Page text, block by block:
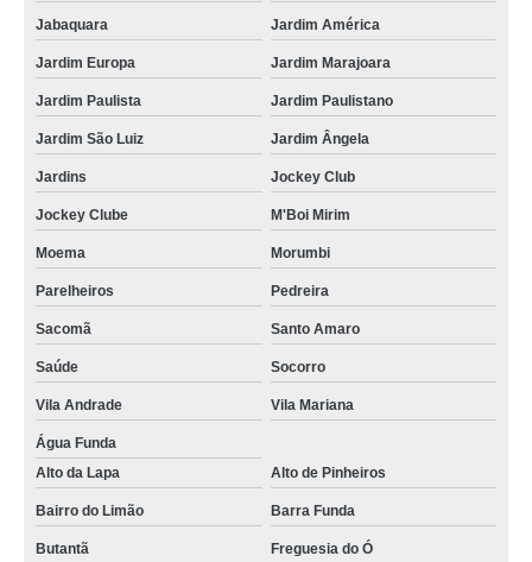
Jabaquara Jardim América
Jardim Europa Jardim Marajoara
Jardim Paulista Jardim Paulistano
Jardim São Luiz Jardim Ângela
Jardins Jockey Club
Jockey Clube M'Boi Mirim
Moema Morumbi
Parelheiros Pedreira
Sacomã Santo Amaro
Saúde Socorro
Vila Andrade Vila Mariana
Água Funda
Alto da Lapa
Alto de Pinheiros
Bairro do Limão Barra Funda
Butantã Freguesia do Ó